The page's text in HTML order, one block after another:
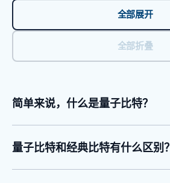
全部展开
全部折叠
简单来说，什么是量子比特？
量子比特和经典比特有什么区别？